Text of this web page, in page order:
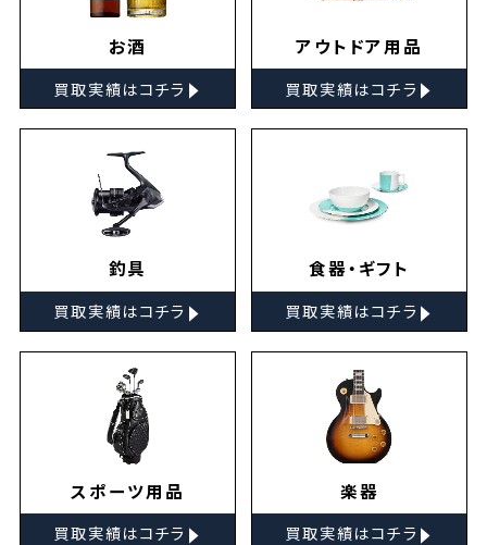
お酒
買取実績はコチラ ▸
アウトドア用品
買取実績はコチラ ▸
釣具
買取実績はコチラ ▸
食器・ギフト
買取実績はコチラ ▸
スポーツ用品
買取実績はコチラ ▸
楽器
買取実績はコチラ ▸